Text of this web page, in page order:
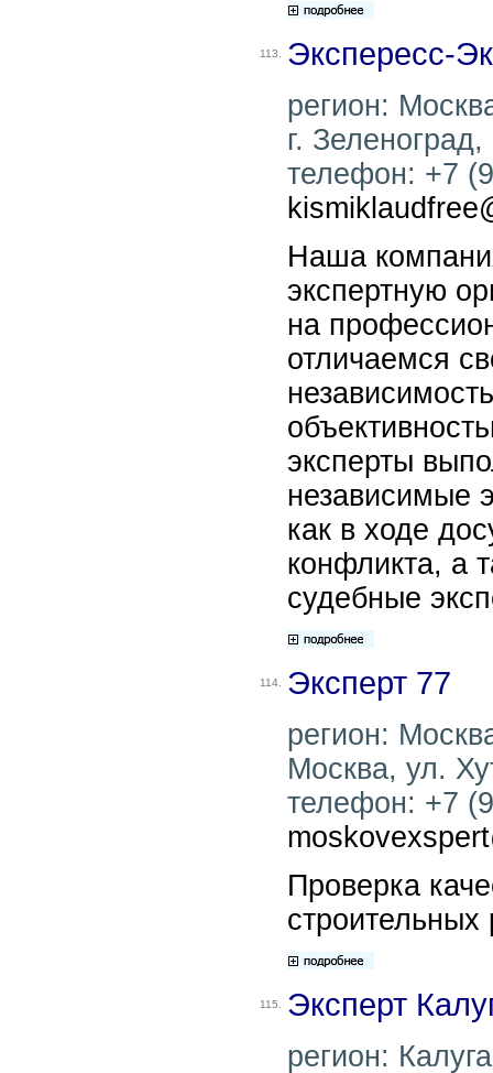
113. Экспересс-
регион:
г.
телефон: +7
Наша
экспертную
на
отличаемся
эксперты
независимые
как в ходе
конфликта, а
судебные
114. Эксперт 77
регион:
Москва, ул.
телефон: +7
Проверка
строительных
115. Эксперт
регион: